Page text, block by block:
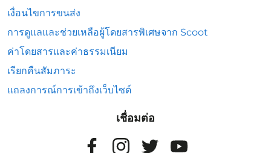
เงื่อนไขการขนส่ง
การดูแลและช่วยเหลือผู้โดยสารพิเศษจาก Scoot
ค่าโดยสารและค่าธรรมเนียม
เรียกคืนสัมภาระ
แถลงการณ์การเข้าถึงเว็บไซต์
เชื่อมต่อ